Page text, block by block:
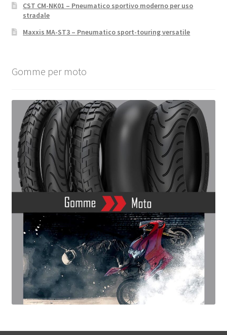
CST CM-NK01 – Pneumatico sportivo moderno per uso
stradale
Maxxis MA-ST3 – Pneumatico sport-touring versatile
Gomme per moto